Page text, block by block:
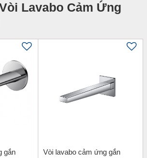
Lavabo Cảm Ứng
gắn
Vòi lavabo cảm ứng gắn